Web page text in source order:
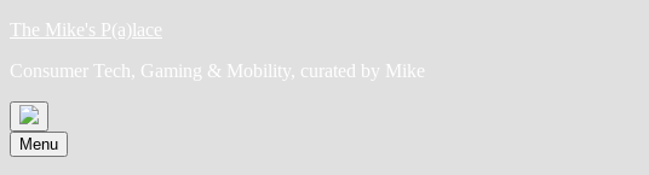
Skip
content
The Mike's P(a)lace
Consumer Tech, Gaming & Mobility, curated by Mike
Menu